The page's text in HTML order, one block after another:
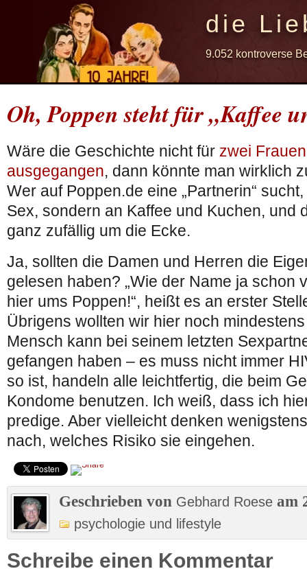
die
9.052 kontroverse
Oh, Poppen steht für „Kaffee
Wäre die Geschichte nicht für zwei
ausgegangen, dann könnte man wirklich
Wer auf Poppen.de eine „Partnerin“
Sex, sondern an Kaffee und Kuchen, und
ganz zufällig um die Ecke.
Ja, sollten die Damen und Herren die
gelesen haben? „Wie der Name ja schon
hier ums Poppen!“, heißt es an erster
Übrigens wollten wir hier noch
Mensch kann bei seinem letzten
gefangen haben – es muss nicht immer
so ist, handeln alle leichtfertig, die beim
Kondome benutzen. Ich weiß, dass ich
predige. Aber vielleicht denken
nach, welches Risiko sie eingehen.
Geschrieben von Gebhard Roese am
psychologie und lifestyle
Schreibe einen Kommentar